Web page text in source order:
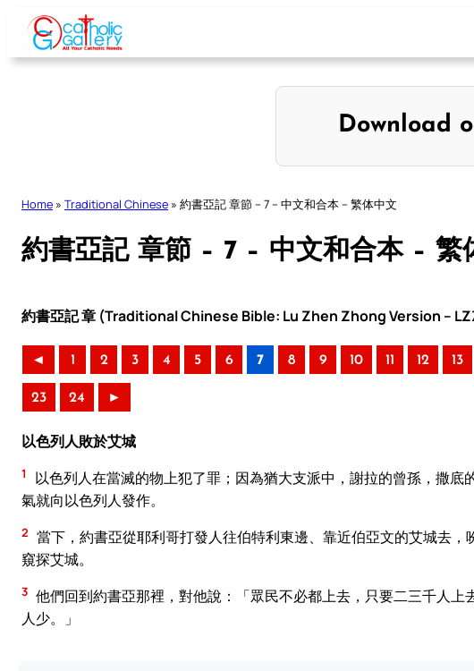
Skip
content
Download
Home » Traditional Chinese » 約書亞記 章節 – 7 – 中文和合本 – 繁体中文
約書亞記 章節 – 7 – 中文和合本 – 繁
約書亞記 章 (Traditional Chinese Bible: Lu Zhen Zhong Version –
◄ 1 2 3 4 5 6 7 8 9 10 11 12 13
23 24 ►
以色列人敗於艾城
1
以色列人在當滅的物上犯了罪；因為猶大支派中，謝拉的曾孫，撒
氣就向以色列人發作。
2 當下，約書亞從耶利哥打發人往伯特利東邊、靠近伯亞文的艾城去
窺探艾城。
3 他們回到約書亞那裡，對他說：「眾民不必都上去，只要二三千人
人少。」